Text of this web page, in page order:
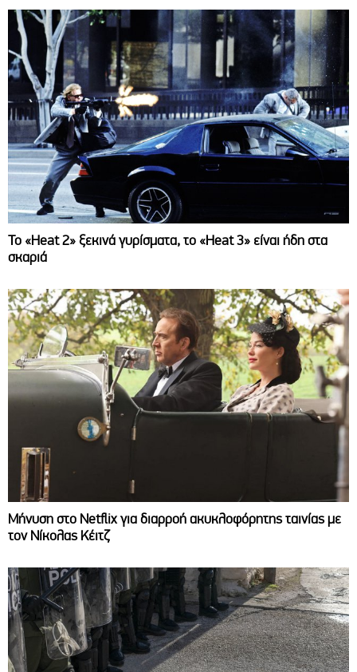
Το «Heat 2» ξεκινά γυρίσματα, το «Heat 3» είναι ήδη στα
σκαριά
Μήνυση στο Netflix για διαρροή ακυκλοφόρητης ταινίας με
τον Νίκολας Κέιτζ